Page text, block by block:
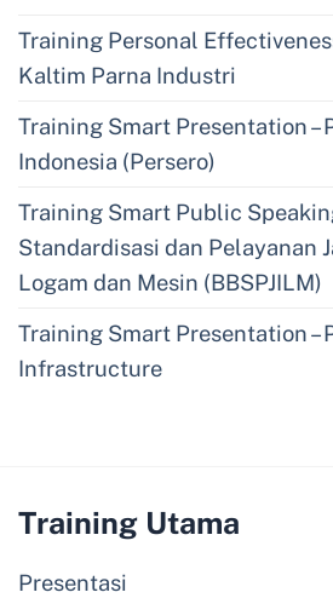
Training Personal
Kaltim Parna Industri
Training Smart Presentation –
Indonesia (Persero)
Training Smart Public
Standardisasi dan Pelayanan
Logam dan Mesin (BBSPJILM)
Training Smart Presentation –
Infrastructure
Training Utama
Presentasi